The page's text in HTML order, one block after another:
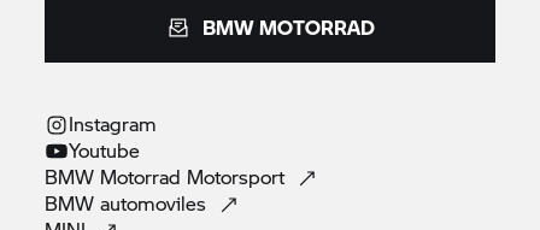
BMW MOTORRAD
Instagram
Youtube
BMW Motorrad Motorsport
BMWautomoviles